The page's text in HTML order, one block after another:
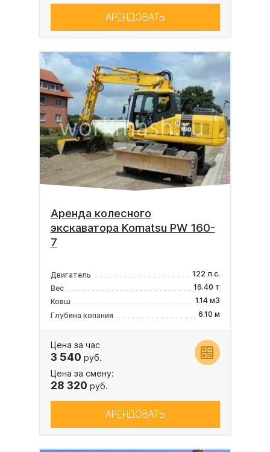
АРЕНДОВАТЬ
Аренда колесного
экскаватора Komatsu PW 160-
7
Двигатель
122 л.с.
Вес
16.40 т
Ковш
1.14 м3
Глубина копания
6.10 м
Цена за час
3 540 руб.
Цена за смену:
28 320 руб.
АРЕНДОВАТЬ